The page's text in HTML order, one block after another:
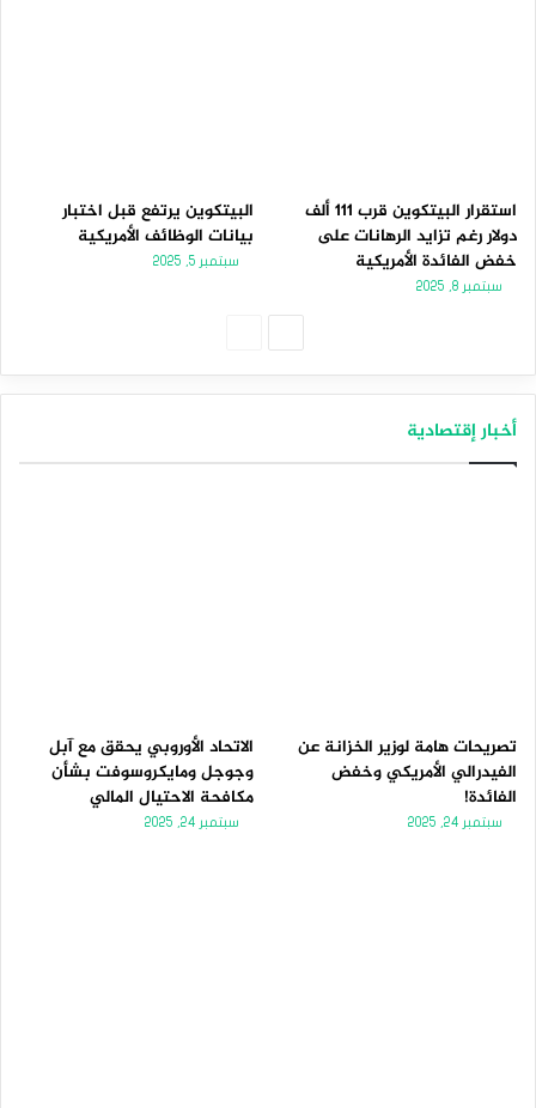
استقرار البيتكوين قرب 111 ألف
دولار رغم تزايد الرهانات على
خفض الفائدة الأمريكية
سبتمبر 8, 2025
البيتكوين يرتفع قبل اختبار
بيانات الوظائف الأمريكية
سبتمبر 5, 2025
أخبار إقتصادية
تصريحات هامة لوزير الخزانة عن
الفيدرالي الأمريكي وخفض
الفائدة!
سبتمبر 24, 2025
الاتحاد الأوروبي يحقق مع آبل
وجوجل ومايكروسوفت بشأن
مكافحة الاحتيال المالي
سبتمبر 24, 2025